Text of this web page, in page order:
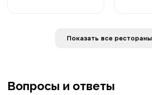
Показать все рестораны
Вопросы и ответы